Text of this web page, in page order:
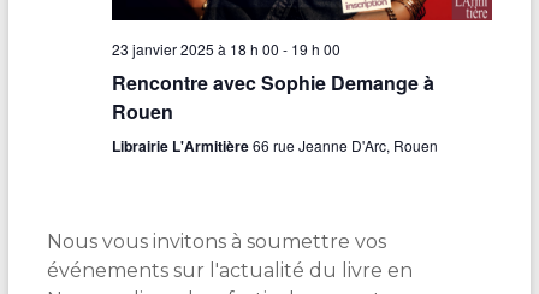
23 janvier 2025 à 18 h 00 - 19 h 00
Rencontre avec Sophie Demange à
Rouen
Librairie L'Armitière66 rue Jeanne D'Arc, Rouen
Nous vous invitons à soumettre vos
événements sur l'actualité du livre en